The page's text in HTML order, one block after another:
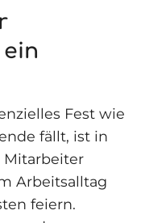
Fest wie
fällt, ist in
Mitarbeiter
Arbeitsalltag
feiern.